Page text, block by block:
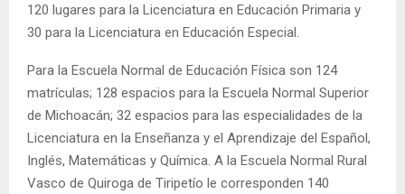
120 lugares para la Licenciatura en Educación Primaria y
30 para la Licenciatura en Educación Especial.
Para la Escuela Normal de Educación Física son 124
matrículas; 128 espacios para la Escuela Normal Superior
de Michoacán; 32 espacios para las especialidades de la
Licenciatura en la Enseñanza y el Aprendizaje del Español,
Inglés, Matemáticas y Química. A la Escuela Normal Rural
Vasco de Quiroga de Tiripetío le corresponden 140